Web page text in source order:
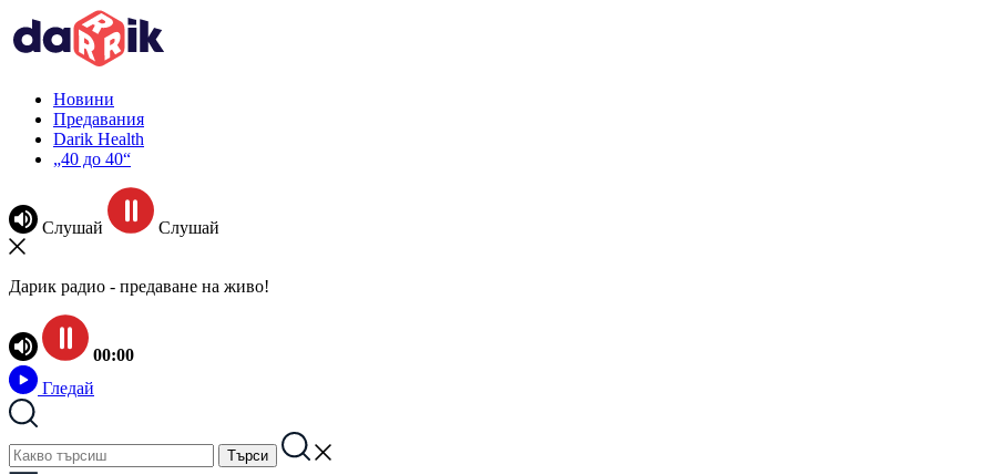
Новини
Предавания
Darik Health
„40 до 40“
Слушай Слушай
Дарик радио - предаване на живо!
00:00
Гледай